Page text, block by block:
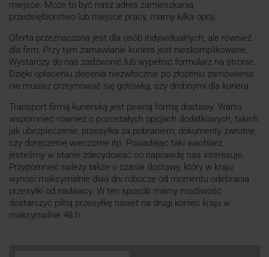
miejsce. Może to być nasz adres zamieszkania,
przedsiębiorstwo lub miejsce pracy, mamy kilka opcji.
Oferta przeznaczona jest dla osób indywidualnych, ale również
dla firm. Przy tym zamawianie kuriera jest nieskomplikowane.
Wystarczy do nas zadzwonić lub wypełnić formularz na stronie.
Dzięki opłaceniu zlecenia niezwłocznie po złożeniu zamówienia
nie musisz przejmować się gotówką, czy drobnymi dla kuriera.
Transport firmą kurierską jest pewną formą dostawy. Warto
wspomnieć również o pozostałych opcjach dodatkowych, takich
jak ubezpieczenie, przesyłka za pobraniem, dokumenty zwrotne,
czy doręczenie wieczorne itp. Posiadając taki wachlarz,
jesteśmy w stanie zdecydować co naprawdę nas interesuje.
Przypomnieć należy także o czasie dostawy, który w kraju
wynosi maksymalnie dwa dni robocze od momentu odebrania
przesyłki od nadawcy. W ten sposób mamy możliwość
dostarczyć pilną przesyłkę nawet na drugi koniec kraju w
maksymalnie 48 h.